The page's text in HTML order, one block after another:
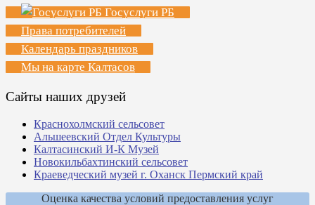
Госуслуги РБ
Права потребителей
Календарь праздников
Мы на карте Калтасов
Сайты наших друзей
Краснохолмский сельсовет
Альшеевский Отдел Культуры
Калтасинский И-К Музей
Новокильбахтинский сельсовет
Краеведческий музей г. Оханск Пермский край
Оценка качества условий предоставления услуг